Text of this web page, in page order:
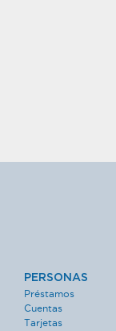
PERSONAS
Préstamos
Cuentas
Tarjetas